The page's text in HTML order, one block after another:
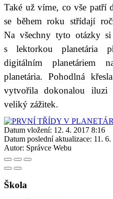
Také už víme, co vše patří
se během roku střídají
Na všechny tyto otázky
s lektorkou planetária
digitálním planetáriem
planetária. Pohodlná křesla
vytvořila dokonalou iluzi
veliký zážitek.
Datum vložení: 12. 4. 2017 8:16
Datum poslední aktualizace: 11.
Autor: Správce Webu
Škola